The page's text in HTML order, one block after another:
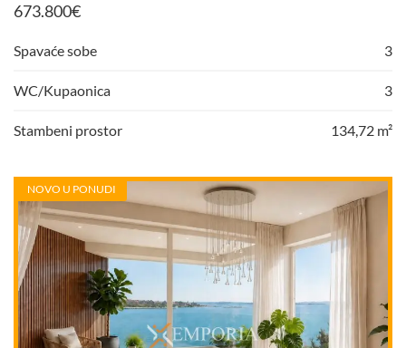
673.800€
Spavaće sobe 3
WC/Kupaonica 3
Stambeni prostor 134,72 m²
NOVO U PONUDI